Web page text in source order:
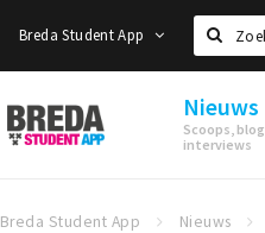
Breda Student App
Zoeken
Breda
Student
Nieuws
Scoops,
interviews
Breda Student App Nieuws